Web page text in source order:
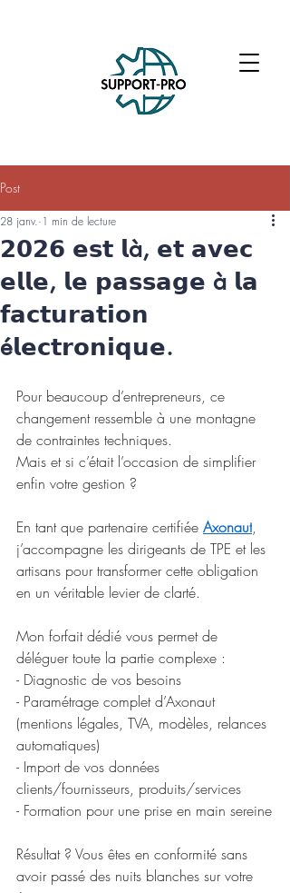
Post
𝟮𝟬𝟮𝟲 𝗲𝘀𝘁 𝗹à, 𝗲𝘁 𝗮𝘃𝗲𝗰
𝗲𝗹𝗹𝗲, 𝗹𝗲 𝗽𝗮𝘀𝘀𝗮𝗴𝗲 à 𝗹𝗮
𝗳𝗮𝗰𝘁𝘂𝗿𝗮𝘁𝗶𝗼𝗻
é𝗹𝗲𝗰𝘁𝗿𝗼𝗻𝗶𝗾𝘂𝗲.
28 janv. 1 min de lecture
Pour beaucoup d’entrepreneurs, ce
changement ressemble à une montagne
de contraintes techniques.
Mais et si c’était l’occasion de simplifier
enfin votre gestion ?
En tant que partenaire certifiée Axonaut,
j’accompagne les dirigeants de TPE et les
artisans pour transformer cette obligation
en un véritable levier de clarté.
Mon forfait dédié vous permet de
déléguer toute la partie complexe :
- Diagnostic de vos besoins
- Paramétrage complet d’Axonaut
(mentions légales, TVA, modèles, relances
automatiques)
- Import de vos données
clients/fournisseurs, produits/services
- Formation pour une prise en main sereine
Résultat ? Vous êtes en conformité sans
avoir passé des nuits blanches sur votre